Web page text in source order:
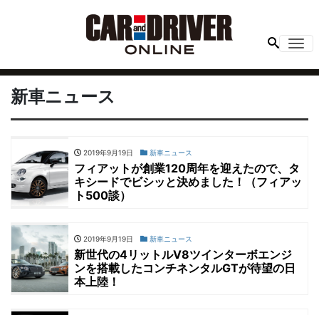
新車ニュース
2019年9月19日 新車ニュース
フィアットが創業120周年を迎えたので、タ
キシードでビシッと決めました！（フィアッ
ト500談）
2019年9月19日 新車ニュース
新世代の4リットルV8ツインターボエンジ
ンを搭載したコンチネンタルGTが待望の日
本上陸！